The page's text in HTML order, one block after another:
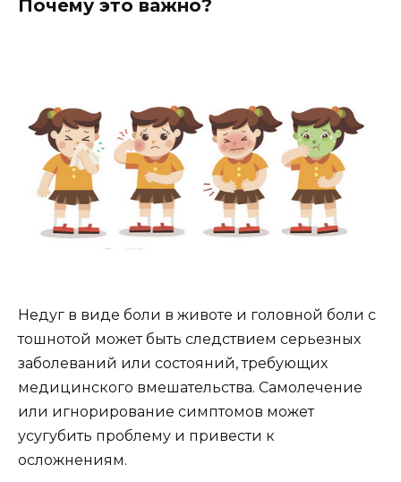
Почему это важно?
Недуг в виде боли в животе и головной боли с
тошнотой может быть следствием серьезных
заболеваний или состояний, требующих
медицинского вмешательства. Самолечение
или игнорирование симптомов может
усугубить проблему и привести к
осложнениям.